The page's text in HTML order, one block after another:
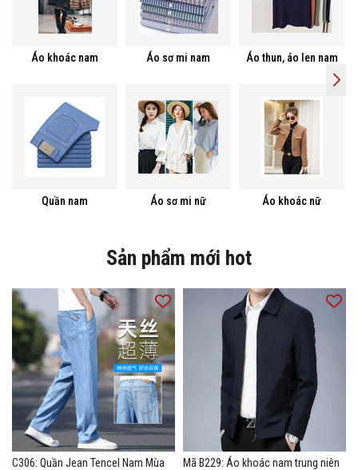
Áo khoác nam Áo sơ mi nam Áo thun, áo len nam
Quần nam Áo sơ mi nữ Áo khoác nữ
Sản phẩm mới hot
C306: Quần Jean Tencel Nam Mùa
Mã B229: Áo khoác nam trung niên